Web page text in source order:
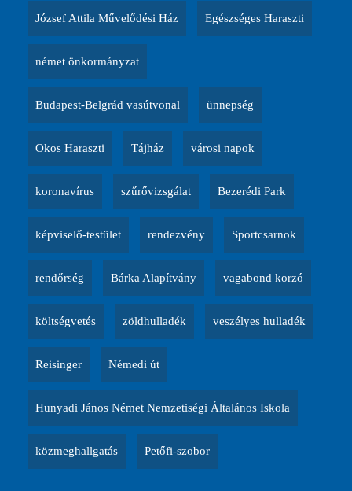
József Attila Művelődési Ház Egészséges Haraszti
német önkormányzat
Budapest-Belgrád vasútvonal ünnepség
Okos Haraszti Tájház városi napok
koronavírus szűrővizsgálat Bezerédi Park
képviselő-testület rendezvény Sportcsarnok
rendőrség Bárka Alapítvány vagabond korzó
költségvetés zöldhulladék veszélyes hulladék
Reisinger Némedi út
Hunyadi János Német Nemzetiségi Általános Iskola
közmeghallgatás Petőfi-szobor